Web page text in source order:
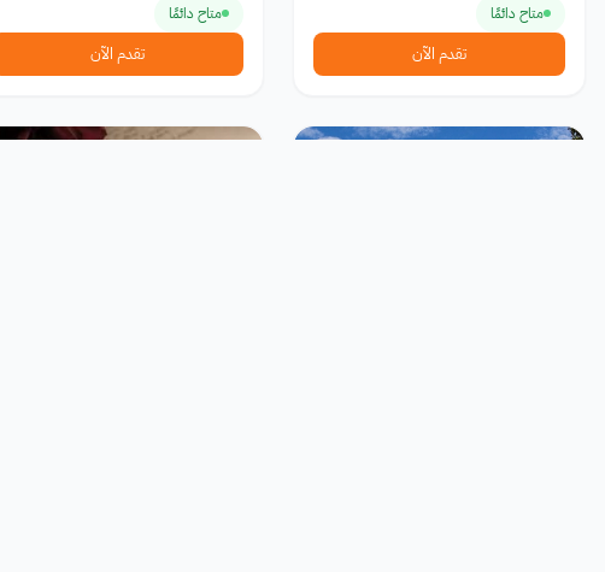
متاح دائمًا
تقدم الآن
متاح دائمًا
تقدم الآن